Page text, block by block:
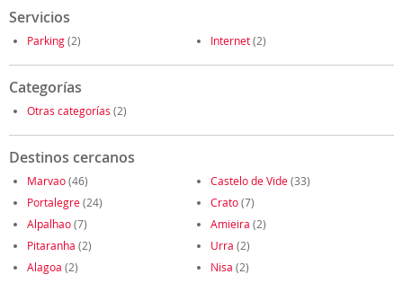
Servicios
Parking(2) Internet(2)
Categorías
Otras categorías (2)
Destinos cercanos
Marvao(46) Castelo de Vide(33)
Portalegre(24) Crato(7)
Alpalhao(7) Amieira (2)
Pitaranha (2) Urra (2)
Alagoa (2) Nisa (2)